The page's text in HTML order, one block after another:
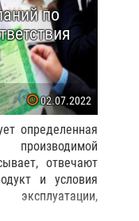
по
02.07.2022
определенная
отвечают
и условия